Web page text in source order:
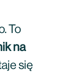
To
na
się